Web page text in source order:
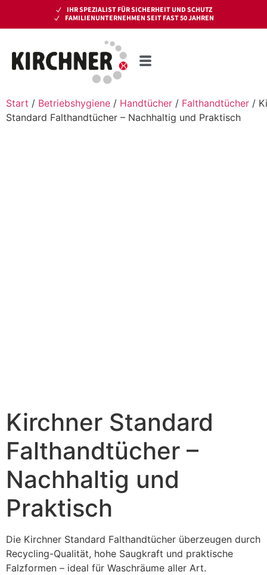
IHR SPEZIALIST FÜR SICHERHEIT UND SCHUTZ
FAMILIENUNTERNEHMEN SEIT FAST 50 JAHREN
Start / Betriebshygiene / Handtücher / Falthandtücher /
Standard Falthandtücher – Nachhaltig und Praktisch
Kirchner Standard
Falthandtücher –
Nachhaltig und
Praktisch
Die Kirchner Standard Falthandtücher überzeugen durch
Recycling-Qualität, hohe Saugkraft und praktische
Falzformen – ideal für Waschräume aller Art.